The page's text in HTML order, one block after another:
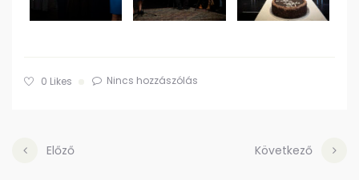
0 Likes Nincs hozzászólás
Előző Következő